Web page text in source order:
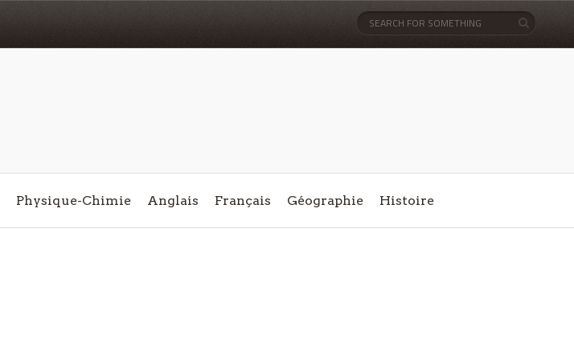
Physique-Chimie Anglais Français Géographie Histoire